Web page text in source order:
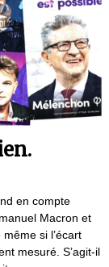
en compte
Macron et
si l’écart
mesuré. S’agit-il